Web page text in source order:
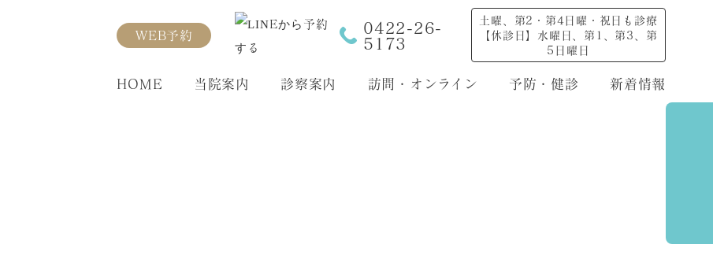
WEB予約
0422-26-
5173
土曜、第2・第4日曜・祝日も診療
【休診日】水曜日、第1、第3、第
5日曜日
HOME 当院案内 診察案内 訪問・オンライン 予防・健診 新着情報